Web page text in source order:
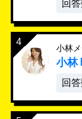
回
小林
小林
回